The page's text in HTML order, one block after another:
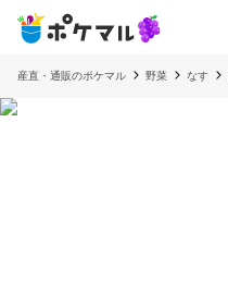
産直・通販のポケマル 野菜 なす